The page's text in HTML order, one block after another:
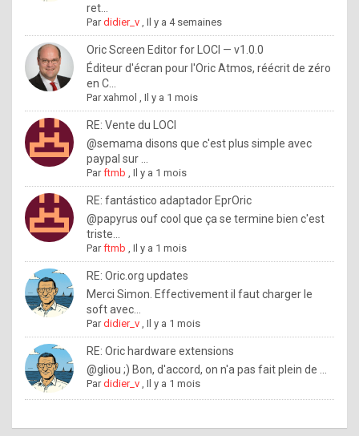
.
I
f
y
u
w
a
n
t
o
n
o
w
h
o
ret...
Pardidier_v ,Il y a 4 semaines
Oric Screen Editor for LOCI — v1.0.0
Éditeur d'écran pour l'Oric Atmos, réécrit de zéro
en C...
Parxahmol ,Il y a 1 mois
RE: Vente du LOCI
@semama disons que c'est plus simple avec
paypal sur ...
Parftmb ,Il y a 1 mois
RE: fantástico adaptador EprOric
@papyrus ouf cool que ça se termine bien c'est
triste...
Parftmb ,Il y a 1 mois
RE: Oric.org updates
Merci Simon. Effectivement il faut charger le
soft avec...
Pardidier_v ,Il y a 1 mois
RE: Oric hardware extensions
@gliou ;) Bon, d'accord, on n'a pas fait plein de ...
Pardidier_v ,Il y a 1 mois